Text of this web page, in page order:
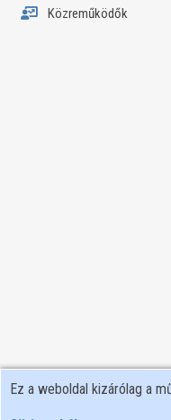
Közreműködők
Ez a weboldal kizárólag a